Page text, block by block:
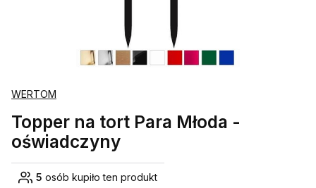
WERTOM
Topper na tort Para Młoda -
oświadczyny
5 osób kupiło ten produkt